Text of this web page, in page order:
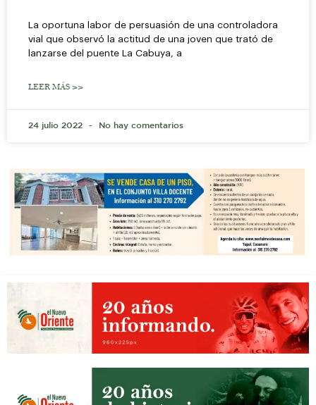
La oportuna labor de persuasión de una controladora
vial que observó la actitud de una joven que trató de
lanzarse del puente La Cabuya, a
LEER MÁS >>
24 julio 2022 No hay comentarios